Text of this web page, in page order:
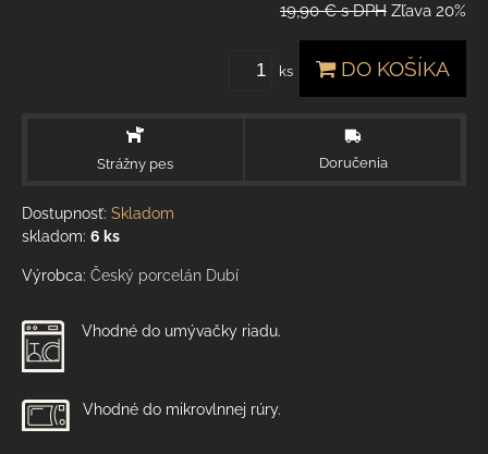
19,90 € s DPH Zľava 20%
ks DO KOŠÍKA
Strážny pes Doručenia
Dostupnosť: Skladom
skladom: 6 ks
Výrobca: Český porcelán Dubí
Vhodné do umývačky riadu.
Vhodné do mikrovlnnej rúry.